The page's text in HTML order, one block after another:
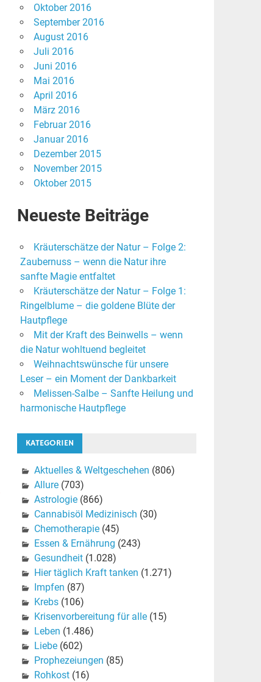
Oktober 2016
September 2016
August 2016
Juli 2016
Juni 2016
Mai 2016
April 2016
März 2016
Februar 2016
Januar 2016
Dezember 2015
November 2015
Oktober 2015
Neueste Beiträge
Kräuterschätze der Natur – Folge 2:
Zaubernuss – wenn die Natur ihre
sanfte Magie entfaltet
Kräuterschätze der Natur – Folge 1:
Ringelblume – die goldene Blüte der
Hautpflege
Mit der Kraft des Beinwells – wenn
die Natur wohltuend begleitet
Weihnachtswünsche für unsere
Leser – ein Moment der Dankbarkeit
Melissen-Salbe – Sanfte Heilung und
harmonische Hautpflege
KATEGORIEN
Aktuelles & Weltgeschehen (806)
Allure(703)
Astrologie(866)
Cannabisöl Medizinisch (30)
Chemotherapie(45)
Essen & Ernährung (243)
Gesundheit(1.028)
Hier täglich Kraft tanken (1.271)
Impfen (87)
Krebs(106)
Krisenvorbereitung für alle(15)
Leben (1.486)
Liebe(602)
Prophezeiungen (85)
Rohkost(16)